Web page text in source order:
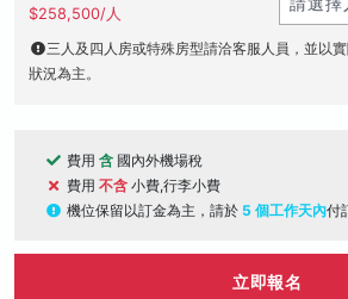
$258,500/人
三人及四人房或特殊房型請洽客服人員，並以
狀況為主。
費用 含 國內外機場稅
費用 不含 小費,行李小費
機位保留以訂金為主，請於 5 個工作天內付
立即報名